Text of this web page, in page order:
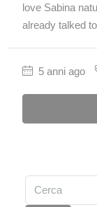
love Sabina
already talked
5 anni ago